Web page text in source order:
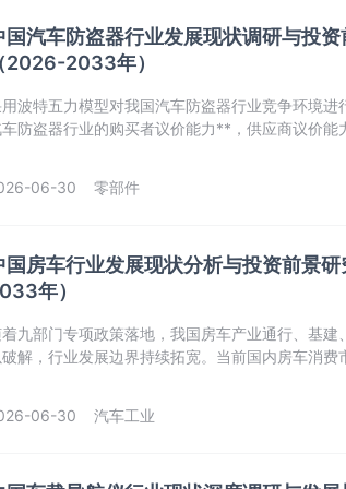
国汽车防盗器行业发展现状调研与投
2026-2033年）
波特五力模型对我国汽车防盗器行业竞争环境进
防盗器行业的购买者议价能力**，供应商议价能
06-30
零部件
国房车行业发展现状分析与投资前景
年）
九部门专项政策落地，我国房车产业通行、基建
解，行业发展边界持续拓宽。当前国内房车消费
细分赛道走势明显分化，头部品牌席位更迭加速。
06-30 汽车工业